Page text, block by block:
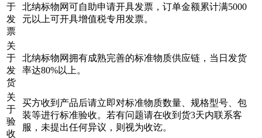
于
发
票
北纳标物网可自助申请开具发票，订单金额累计满5000
元以上可开具增值税专用发票。
关
于
发
货
北纳标物网拥有成熟完善的标准物质供应链，当日发货
率达80%以上。
关
于
验
收
买方收到产品后请立即对标准物质数量、规格型号、包
装等进行标准验收。若有问题请在收到货3天内联系客
服，未提出任何异议，则视为收讫。